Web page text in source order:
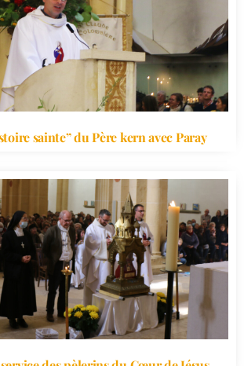
sainte” du Père kern avec Paray